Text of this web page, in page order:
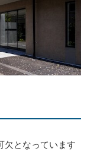
欠となっています